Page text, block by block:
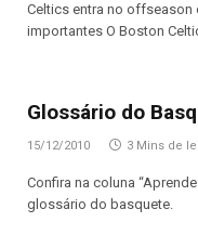
Celtics entra no
importantes O Boston
Glossário do
15/12/2010 3 Mins de
Confira na coluna
glossário do basquete.